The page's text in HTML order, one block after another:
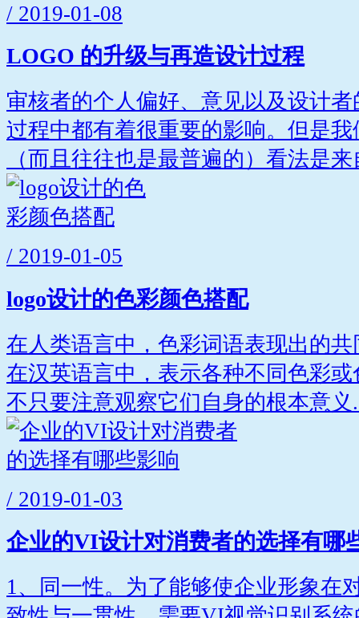
/ 2019-01-08
LOGO 的升级与再造设计过程
审核者的个人偏好、意见以及设计
过程中都有着很重要的影响。但是
（而且往往也是最普遍的）看法是来
/ 2019-01-05
logo设计的色彩颜色搭配
在人类语言中，色彩词语表现出的
在汉英语言中，表示各种不同色彩
不只要注意观察它们自身的根本意义
/ 2019-01-03
企业的VI设计对消费者的选择有哪
1、同一性。为了能够使企业形象在